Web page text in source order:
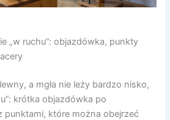
„w ruchu”: objazdówka, punkty
a mgła nie leży bardzo nisko,
krótka objazdówka po
punktami, które można obejrzeć